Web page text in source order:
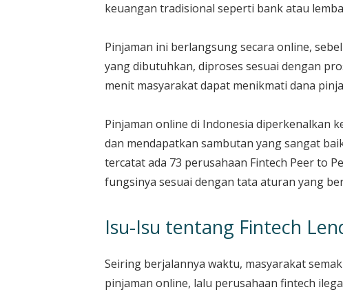
keuangan tradisional seperti bank atau
Pinjaman ini berlangsung secara online,
yang dibutuhkan, diproses sesuai dengan
menit masyarakat dapat menikmati dana
Pinjaman online di Indonesia diperkenalkan
dan mendapatkan sambutan yang sangat
tercatat ada 73 perusahaan Fintech Peer to
fungsinya sesuai dengan tata aturan yang
Isu-Isu tentang Fintech
Seiring berjalannya waktu, masyarakat
pinjaman online, lalu perusahaan fintech